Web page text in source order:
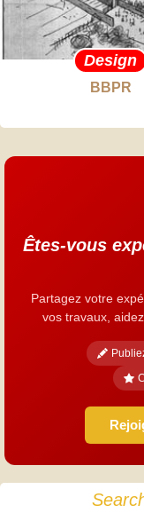
Design
BBPR
Êtes-vous
Partagez votre
vos travaux,